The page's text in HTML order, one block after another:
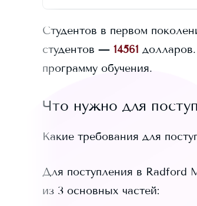
Студентов в первом
студентов — 14561 долларов.
программу обучения.
Что нужно для
Какие требования для
Для поступления в Radford
из 3 основных частей: